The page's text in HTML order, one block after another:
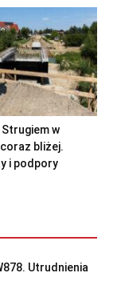
Strugiem w
bliżej.
i podpory
Utrudnienia